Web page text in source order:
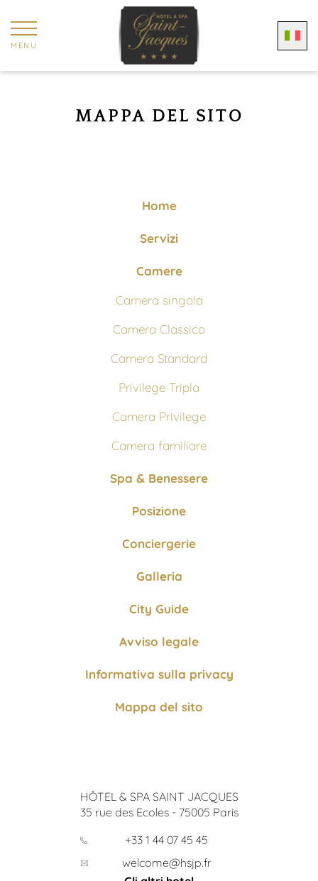
MENU
MAPPA DEL SITO
Home
Servizi
Camere
Camera singola
Camera Classico
Camera Standard
Privilege Tripla
Camera Privilege
Camera familiare
Spa & Benessere
Posizione
Conciergerie
Galleria
City Guide
Avviso legale
Informativa sulla privacy
Mappa del sito
HÔTEL & SPA SAINT JACQUES
35 rue des Ecoles- 75005 Paris
+33 1 44 07 45 45
welcome@hsjp.fr
Pannello di gestione dei cookies